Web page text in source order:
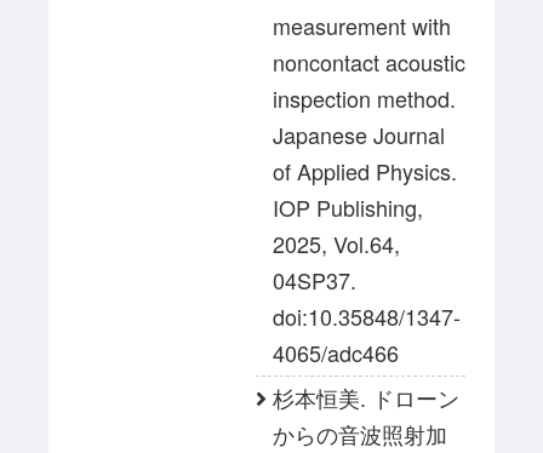
measurement with
noncontact acoustic
inspection method.
Japanese Journal
of Applied Physics.
IOP Publishing,
2025, Vol.64,
04SP37.
doi:10.35848/1347-
4065/adc466
杉本恒美. ドローン
からの音波照射加